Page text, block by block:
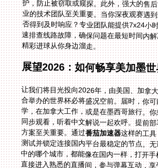
精彩进球从你身边溜走。
展望2026：如何畅享美加墨
让我们将目光投向2026年，由美国、加拿
合举办的世界杯必将盛况空前。届时，你
学，在加拿大工作，或是在墨西哥旅行。你
同步观看，听着中文解说一起欢呼。提前部
方案至关重要。通过番茄加速器这样的工
测试并锁定连接国内平台
中的哪个城市，都能像在
直接进入熟悉的直播间，